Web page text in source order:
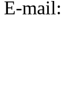
E-mail: